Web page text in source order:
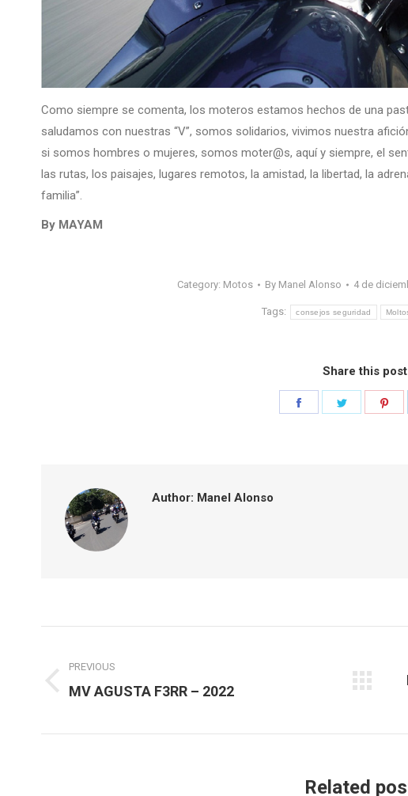
Como siempre se comenta, los moteros estamos hechos de una
saludamos con nuestras “V”, somos solidarios, vivimos nuestra
si somos hombres o mujeres, somos moter@s, aquí y siempre, el
las rutas, los paisajes, lugares remotos, la amistad, la libertad, la
familia”.
By MAYAM
Category: Motos By Manel Alonso 4 de
Tags: consejos seguridad
Share this post
Author: Manel Alonso
navigation
PREVIOUS
Previous
MV AGUSTA F3RR – 2022
Related